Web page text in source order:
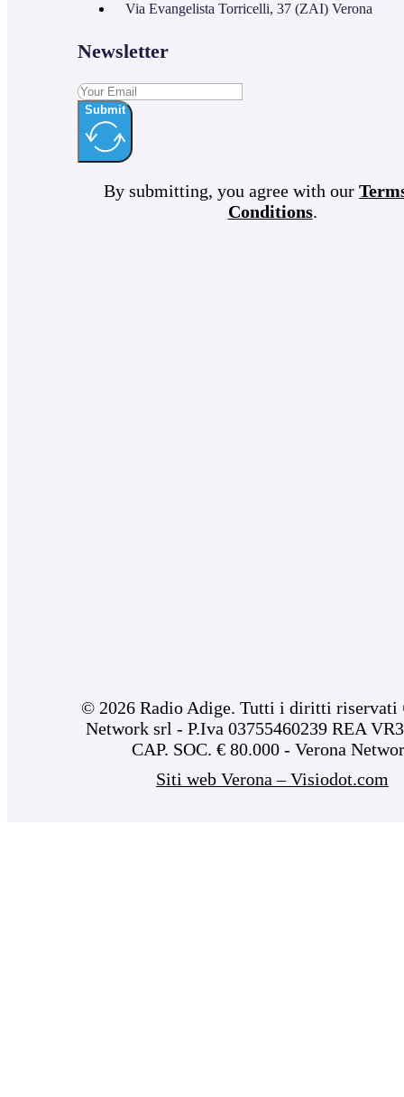
Via Evangelista Torricelli, 37 (ZAI) Verona
Newsletter
Submit
By submitting, you agree with our
Conditions.
© 2026 Radio Adige. Tutti i diritti riservati
Network srl - P.Iva 03755460239 REA
CAP. SOC. € 80.000 - Verona
Siti web Verona – Visiodot.com